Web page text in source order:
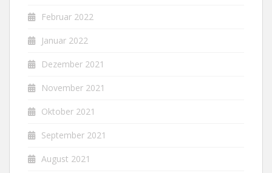
Februar 2022
Januar 2022
Dezember 2021
November 2021
Oktober 2021
September 2021
August 2021